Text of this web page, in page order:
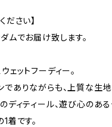
ださい】
ムでお届け致します。
ェットフーディー。
でありながらも、上質な生
ディティール、遊び心のあ
着です。